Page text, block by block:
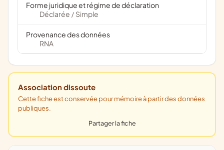
Forme juridique et régime de déclaration
Déclarée / Simple
Provenance des données
RNA
Association dissoute
Cette fiche est conservée pour mémoire à partir des données
publiques.
Partager la fiche